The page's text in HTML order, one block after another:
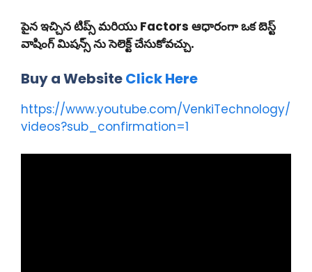
పైన ఇచ్చిన టిప్స్ మరియు Factors ఆధారంగా ఒక బెస్ట్
వాషింగ్ మిషన్స్ ను సెలెక్ట్ చేసుకోవచ్చు.
Buy a WebsiteClick Here
https://www.youtube.com/VenkiTechnology/
videos?sub_confirmation=1